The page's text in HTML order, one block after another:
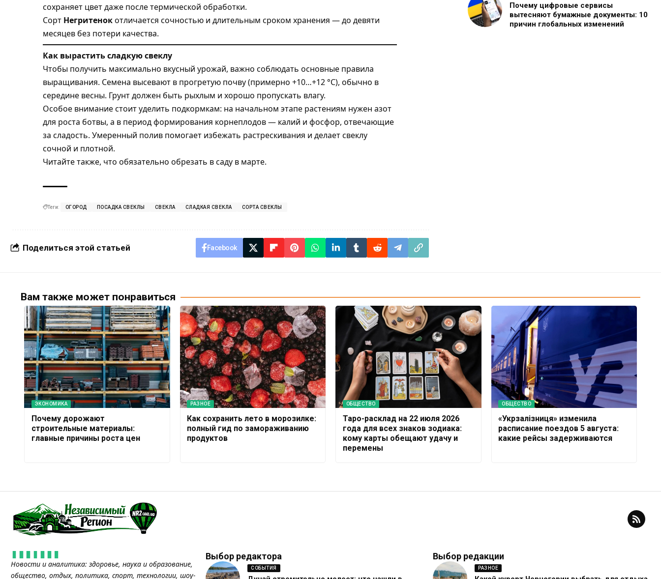
сохраняет цвет даже после термической обработки.
Сорт Негритенокотличается сочностью и длительным сроком хранения — до девяти
месяцев без потери качества.
Как вырастить сладкую свеклу
Чтобы получить максимально вкусный урожай, важно соблюдать основные правила
выращивания. Семена высевают в прогретую почву (примерно +10…+12 °C), обычно в
середине весны. Грунт должен быть рыхлым и хорошо пропускать влагу.
Особое внимание стоит уделить подкормкам: на начальном этапе растениям нужен азот
для роста ботвы, а в период формирования корнеплодов — калий и фосфор, отвечающие
за сладость. Умеренный полив помогает избежать растрескивания и делает свеклу
сочной и плотной.
Читайте также, что обязательно обрезать в саду в марте.
Теги: ОГОРОД ПОСАДКА СВЕКЛЫ СВЕКЛА СЛАДКАЯ СВЕКЛА СОРТА СВЕКЛЫ
Поделиться этой статьей Facebook
Почему цифровые сервисы
вытесняют бумажные документы: 10
причин глобальных изменений
Вам также может понравиться
ЭКОНОМИКА
Почему дорожают
строительные материалы:
главные причины роста цен
РАЗНОЕ
Как сохранить лето в морозилке:
полный гид по замораживанию
продуктов
ОБЩЕСТВО
Таро-расклад на 22 июля 2026
года для всех знаков зодиака:
кому карты обещают удачу и
перемены
ОБЩЕСТВО
«Укрзалізниця» изменила
расписание поездов 5 августа:
какие рейсы задерживаются
Новости и аналитика: здоровье, наука и образование,
общество, отдых, политика, спорт, технологии, шоу-
Выбор редактора
СОБЫТИЯ
Выбор редакции
РАЗНОЕ